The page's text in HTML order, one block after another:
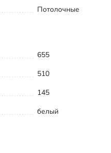
Потолочные
655
510
145
белый